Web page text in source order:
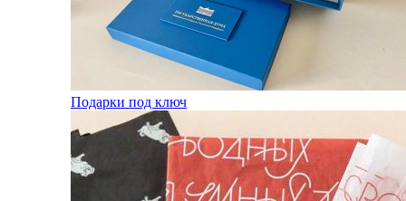
Подарки под ключ